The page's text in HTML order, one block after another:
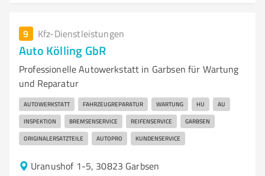
9 Kfz-Dienstleistungen
Auto Kölling GbR
Professionelle Autowerkstatt in Garbsen für Wartung
und Reparatur
AUTOWERKSTATT FAHRZEUGREPARATUR WARTUNG HU AU
INSPEKTION BREMSENSERVICE REIFENSERVICE GARBSEN
ORIGINALERSATZTEILE AUTOPRO KUNDENSERVICE
Uranushof 1-5, 30823 Garbsen